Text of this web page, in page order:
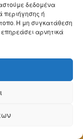
δεδομένα
ή
Η μη συγκατάθεση
αρνητικά
από
της